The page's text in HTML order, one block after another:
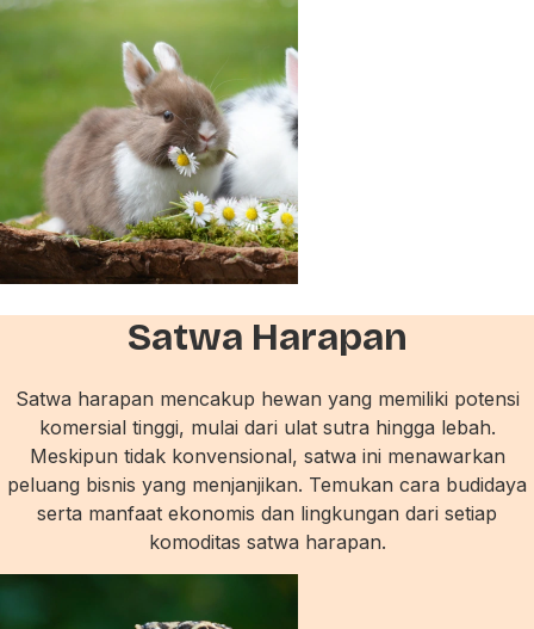
Satwa Harapan
Satwa harapan mencakup hewan yang memiliki potensi
komersial tinggi, mulai dari ulat sutra hingga lebah.
Meskipun tidak konvensional, satwa ini menawarkan
peluang bisnis yang menjanjikan. Temukan cara budidaya
serta manfaat ekonomis dan lingkungan dari setiap
komoditas satwa harapan.